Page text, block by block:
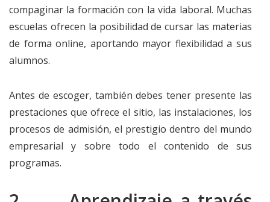
compaginar la formación con la vida laboral. Muchas
escuelas ofrecen la posibilidad de cursar las materias
de forma online, aportando mayor flexibilidad a sus
alumnos.
Antes de escoger, también debes tener presente las
prestaciones que ofrece el sitio, las instalaciones, los
procesos de admisión, el prestigio dentro del mundo
empresarial y sobre todo el contenido de sus
programas.